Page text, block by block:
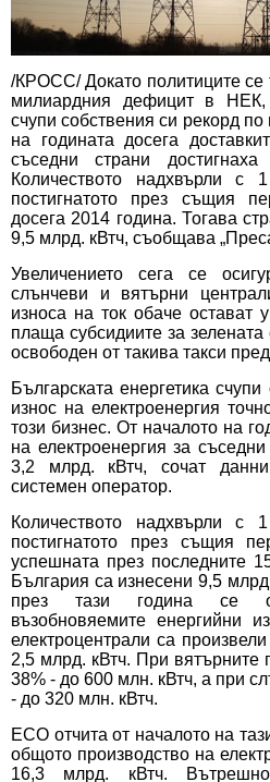
/КРОСС/ Докато политиците се
милиардния дефицит в НЕК,
счупи собствения си рекорд
на годината досега
съседни страни
Количеството надхвърли
постигнатото през същия
досега 2014 година. Тогава
9,5 млрд. кВтч, съобщава
Увеличението сега се
слънчеви и вятърни
износа на ток обаче остават
плаща субсидиите за
освободен от такива такси
Българската енергетика
износ на електроенергия
този бизнес. От началото на
на електроенергия за
3,2 млрд. кВтч, сочат данни
системен оператор.
Количеството надхвърли
постигнатото през същия
успешната през последните
България са изнесени 9,5
през тази година се
възобновяемите енергийни
електроцентрали са
2,5 млрд. кВтч. При вятърните
38% - до 600 млн. кВтч, а при
- до 320 млн. кВтч.
ЕСО отчита от началото на
общото производство на
16,3 млрд. кВтч.